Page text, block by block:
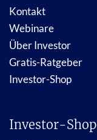
Kontakt
Webinare
Über Investor
Gratis-Ratgeber
Investor-Shop
Investor-Shop